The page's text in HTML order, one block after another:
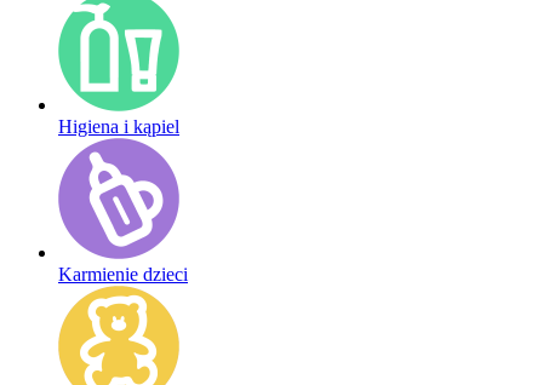
Higiena i kąpiel
Karmienie dzieci